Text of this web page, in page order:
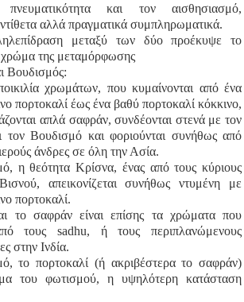
και τον αισθησιασμό,
αλλά πραγματικά συμπληρωματικά.
μεταξύ των δύο προέκυψε το
χρώμα της μεταμόρφωσης
Βουδισμός:
χρωμάτων, που κυμαίνονται από ένα
πορτοκαλί έως ένα βαθύ πορτοκαλί κόκκινο,
απλά σαφράν, συνδέονται στενά με τον
τον Βουδισμό και φοριούνται συνήθως από
άνδρες σε όλη την Ασία.
η θεότητα Κρίσνα, ένας από τους κύριους
απεικονίζεται συνήθως ντυμένη με
πορτοκαλί.
το σαφράν είναι επίσης τα χρώματα που
τους sadhu, ή τους περιπλανώμενους
στην Ινδία.
το πορτοκαλί (ή ακριβέστερα το σαφράν)
του φωτισμού, η υψηλότερη κατάσταση